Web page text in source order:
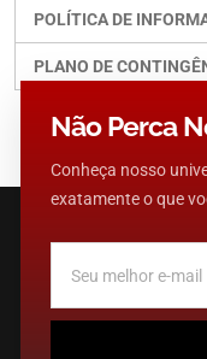
POLÍTICA DE
PLANO DE
Não Perca
Conheça nosso
exatamente o que